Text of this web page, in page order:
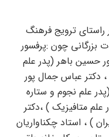
ترویج فرهنگ
بزرگانی چون :پرفسور
حسین باهر (پدر علم
دکتر عباس جمال پور
علم نجوم و ستاره
متافیزیک ) ،دکتر
) ، استاد چکناواریان